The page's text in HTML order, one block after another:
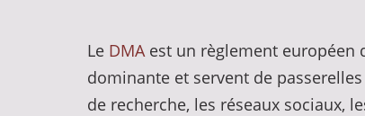
Le DMAest un règlement européen
dominante et servent de
de recherche, les réseaux sociaux,